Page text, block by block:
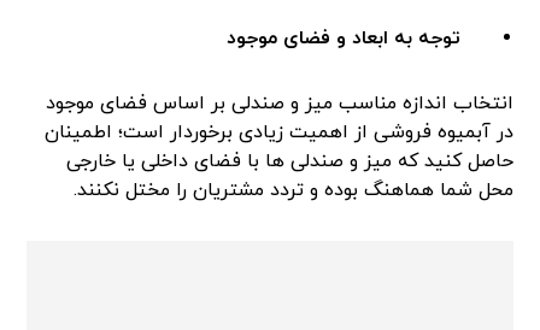
توجه به ابعاد و فضای موجود
انتخاب اندازه مناسب میز و صندلی بر اساس فضای موجود
در آبمیوه فروشی از اهمیت زیادی برخوردار است؛ اطمینان
حاصل کنید که میز و صندلی ها با فضای داخلی یا خارجی
محل شما هماهنگ بوده و تردد مشتریان را مختل نکنند.